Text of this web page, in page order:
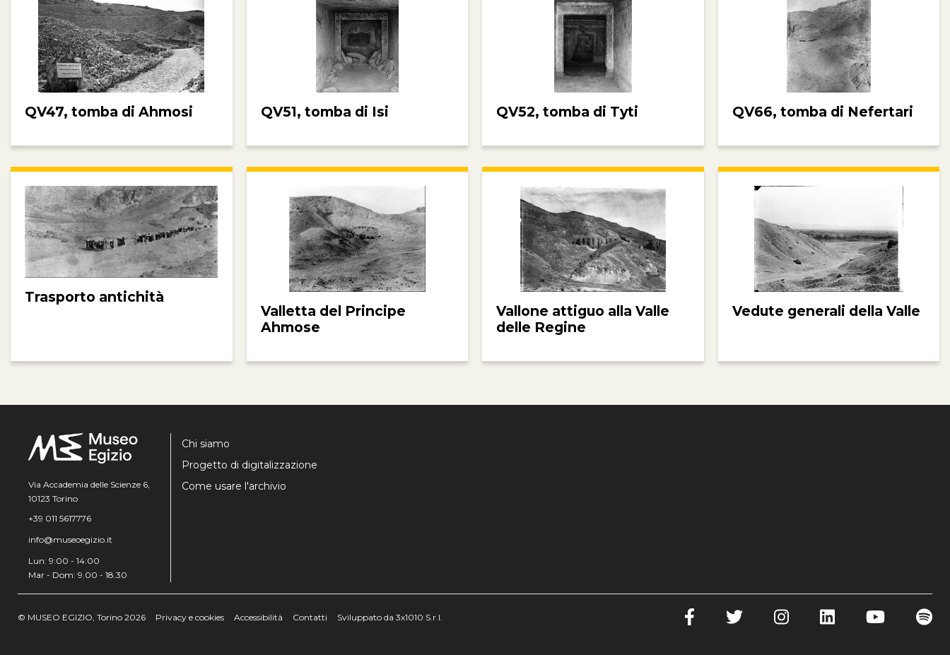
QV47, tomba di Ahmosi QV51, tomba di Isi QV52, tomba di Tyti QV66, tomba di Nefertari
Trasporto antichità
Valletta del Principe
Ahmose
Vallone attiguo alla Valle
delle Regine
Vedute generali della Valle
Via Accademia delle Scienze 6,
10123 Torino
+39 011 5617776
info@museoegizio.it
Lun: 9:00 - 14:00
Mar - Dom: 9.00 - 18.30
Chi siamo
Progetto di digitalizzazione
Come usare l'archivio
© MUSEO EGIZIO, Torino 2026 Privacy e cookies Accessibilità Contatti Sviluppato da 3x1010 S.r.l.